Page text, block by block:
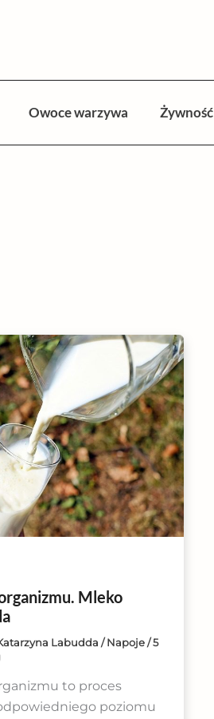
Owoce warzywa Żywność
Mleko
Labudda /Napoje/5
to proces
poziomu